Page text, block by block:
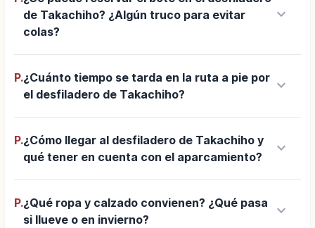
de Takachiho? ¿Algún truco para evitar
colas?
keyboard_arrow_down
P.¿Cuánto tiempo se tarda en la ruta a pie por
el desfiladero de Takachiho?
keyboard_arrow_down
P.¿Cómo llegar al desfiladero de Takachiho y
qué tener en cuenta con el aparcamiento?
keyboard_arrow_down
P.¿Qué ropa y calzado convienen? ¿Qué pasa
si llueve o en invierno?
keyboard_arrow_down